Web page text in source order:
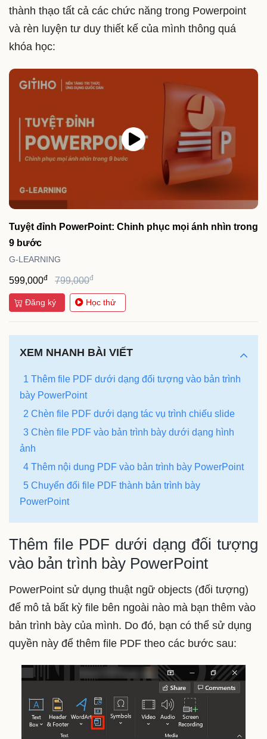
thành thạo tất cả các chức năng trong Powerpoint
và rèn luyện tư duy thiết kế của mình thông quá
khóa học:
Tuyệt đỉnh PowerPoint: Chinh phục mọi ánh nhìn trong
9 bước
G-LEARNING
599,000đ 799,000đ
Đăng ký Học thử
XEM NHANH BÀI VIẾT
1 Thêm file PDF dưới dạng đối tượng vào bản trình
bày PowerPoint
2 Chèn file PDF dưới dạng tác vụ trình chiếu slide
3 Chèn file PDF vào bản trình bày dưới dạng hình
ảnh
4 Thêm nội dung PDF vào bản trình bày PowerPoint
5 Chuyển đổi file PDF thành bản trình bày
PowerPoint
Thêm file PDF dưới dạng đối tượng
vào bản trình bày PowerPoint
PowerPoint sử dụng thuật ngữ objects (đối tượng)
để mô tả bất kỳ file bên ngoài nào mà bạn thêm vào
bản trình bày của mình. Do đó, bạn có thể sử dụng
quyền này để thêm file PDF theo các bước sau: